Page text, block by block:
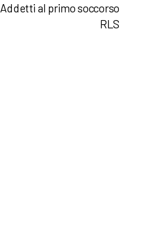
Addetti al primo soccorso
RLS